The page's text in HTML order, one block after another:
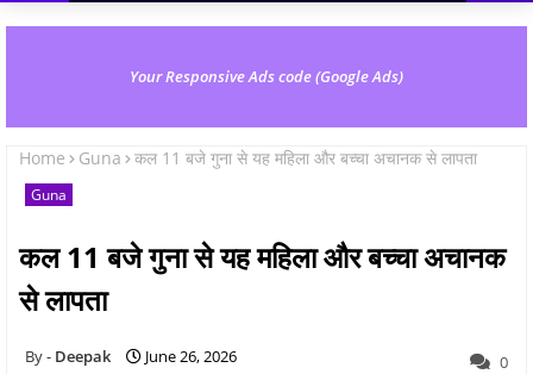
Your Responsive Ads code (Google Ads)
Home Guna कल 11 बजे गुना से यह महिला और बच्चा अचानक से लापता
Guna
कल 11 बजे गुना से यह महिला और बच्चा अचानक
से लापता
Deepak June 26, 2026 0